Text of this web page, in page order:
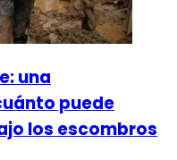
una
puede
los escombros